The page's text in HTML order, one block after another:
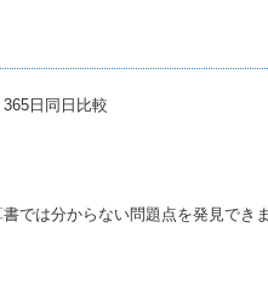
では分からない問題点を発見できま